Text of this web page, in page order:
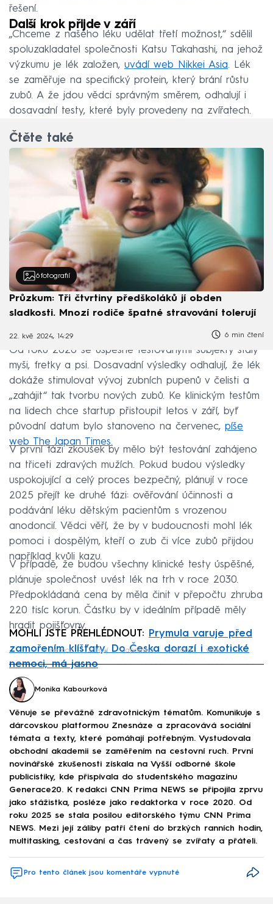
řešení.
Další krok přijde v září
„Chceme z našeho léku udělat třetí možnost,“ sdělil
spoluzakladatel společnosti Katsu Takahashi, na jehož
výzkumu je lék založen, uvádí web Nikkei Asia. Lék
se zaměřuje na specifický protein, který brání růstu
zubů. A že jdou vědci správným směrem, odhalují i
dosavadní testy, které byly provedeny na zvířatech.
Čtěte také
6 fotografií
Průzkum: Tři čtvrtiny předškoláků jí obden
sladkosti. Mnozí rodiče špatné stravování tolerují
22. kvě 2024, 14:29 6 min čtení
Od roku 2020 se úspěšně testovanými subjekty staly
myši, fretky a psi. Dosavadní výsledky odhalují, že lék
dokáže stimulovat vývoj zubních pupenů v čelisti a
„zahájit“ tak tvorbu nových zubů. Ke klinickým testům
na lidech chce startup přistoupit letos v září, byť
původní datum bylo stanoveno na červenec, píše
web The Japan Times.
V první fázi zkoušek by mělo být testování zahájeno
na třiceti zdravých mužích. Pokud budou výsledky
uspokojující a celý proces bezpečný, plánují v roce
2025 přejít ke druhé fázi: ověřování účinnosti a
podávání léku dětským pacientům s vrozenou
anodoncií. Vědci věří, že by v budoucnosti mohl lék
pomoci i dospělým, kteří o zub či více zubů přijdou
například kvůli kazu.
V případě, že budou všechny klinické testy úspěšné,
plánuje společnost uvést lék na trh v roce 2030.
Předpokládaná cena by měla činit v přepočtu zhruba
220 tisíc korun. Částku by v ideálním případě měly
hradit pojišťovny.
MOHLI JSTE PŘEHLÉDNOUT:
Prymula varuje před
zamořením klíšťaty. Do Česka dorazí i exotické
nemoci, má jasno
nemoc zdraví Japonsko zvířata vědci
Monika Kabourková
Věnuje se převážně zdravotnickým tématům. Komunikuje s
dárcovskou platformou Znesnáze a zpracovává sociální
témata a texty, které pomáhají potřebným. Vystudovala
obchodní akademii se zaměřením na cestovní ruch. První
novinářské zkušenosti získala na Vyšší odborné škole
publicistiky, kde přispívala do studentského magazínu
Generace20. K redakci CNN Prima NEWS se připojila zprvu
jako stážistka, posléze jako redaktorka v roce 2020. Od
roku 2025 se stala posilou editorského týmu CNN Prima
NEWS. Mezi její záliby patří čtení do brzkých ranních hodin,
multitasking, cestování a čas trávený se zvířaty a přáteli.
Pro tento článek jsou komentáře vypnuté